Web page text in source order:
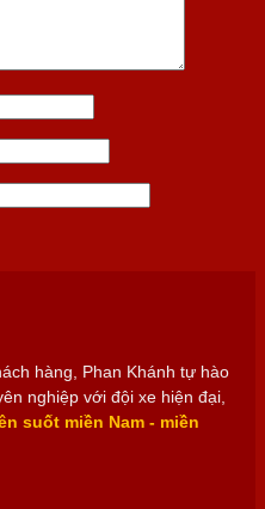
hàng, Phan Khánh tự hào
nghiệp với đội xe hiện đại,
suốt miền Nam - miền